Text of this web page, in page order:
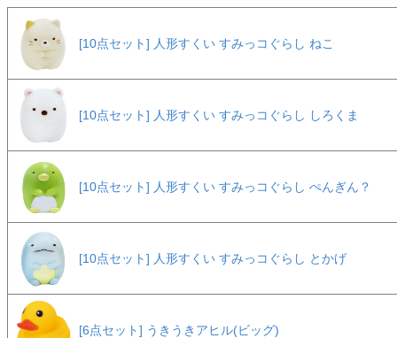
[10点セット] 人形すくい すみっコぐらし ねこ
[10点セット] 人形すくい すみっコぐらし しろくま
[10点セット] 人形すくい すみっコぐらし ぺんぎん？
[10点セット] 人形すくい すみっコぐらし とかげ
[6点セット] うきうきアヒル(ビッグ)